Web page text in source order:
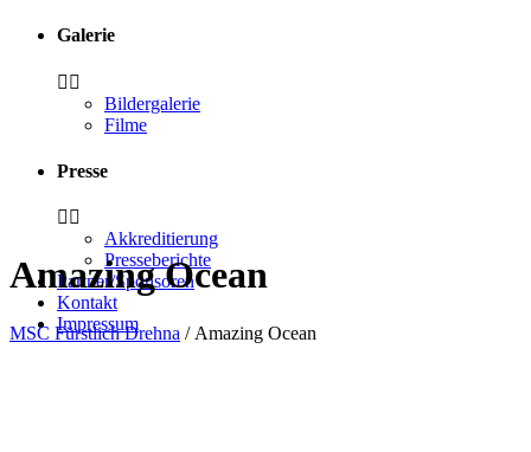
Galerie
Bildergalerie
Filme
Presse
Akkreditierung
Presseberichte
Partner/Sponsoren
Kontakt
Impressum
Amazing Ocean
MSC Fürstlich Drehna / Amazing Ocean